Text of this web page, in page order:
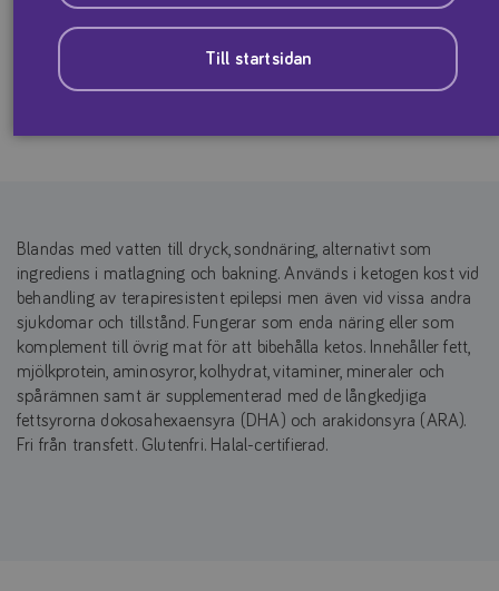
Till startsidan
lågt kolhydratinnehåll.
Produktfaktablad
Blandas med vatten till dryck, sondnäring, alternativt som
ingrediens i matlagning och bakning. Används i ke­togen kost vid
behandling av terapiresistent epilepsi men även vid vissa andra
sjukdomar och tillstånd. Fungerar som enda näring eller som
komplement till övrig mat för att bibehålla ketos. Innehåller fett,
mjölkprotein, ami­nosyror, kolhydrat, vitaminer, mineraler och
spårämnen samt är supplementerad med de långkedjiga
fettsyrorna dokosahexaensyra (DHA) och arakidonsyra (ARA).
Fri från transfett. Glutenfri. Halal-certifierad.